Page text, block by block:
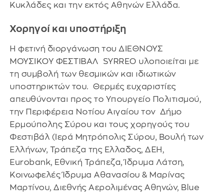
Κυκλάδες και την εκτός Αθηνών Ελλάδα.
Χορηγοί και υποστήριξη
Η φετινή διοργάνωση του ΔΙΕΘΝΟΥΣ
ΜΟΥΣΙΚΟΥ ΦΕΣΤΙΒΑΛ SYRREO υλοποιείται με
τη συμβολή των θεσμικών και ιδιωτικών
υποστηρικτών του. Θερμές ευχαριστίες
απευθύνονται προς το Υπουργείο Πολιτισμού,
την Περιφέρεια Νοτίου Αιγαίου τον Δήμο
Ερμούπολης Σύρου και τους χορηγούς του
Φεστιβάλ (Ιερά Μητρόπολις Σύρου, Βουλή των
Ελλήνων, Τράπεζα της Ελλαδος, ΔΕΗ,
Eurobank, Εθνική Τράπεζα, Ίδρυμα Λάτση,
Κοινωφελές Ίδρυμα Αθανασίου & Μαρίνας
Μαρτίνου, Διεθνής Αερολιμένας Αθηνών, Blue